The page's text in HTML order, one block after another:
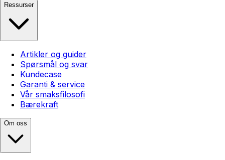
Ressurser
Artikler og guider
Spørsmål og svar
Kundecase
Garanti & service
Vår smaksfilosofi
Bærekraft
Om oss